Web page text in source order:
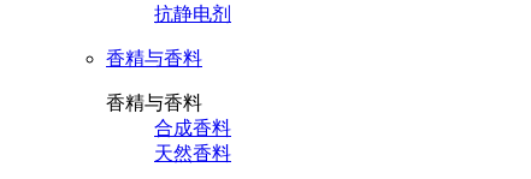
抗静电剂
香精与香料
香精与香料
合成香料
天然香料